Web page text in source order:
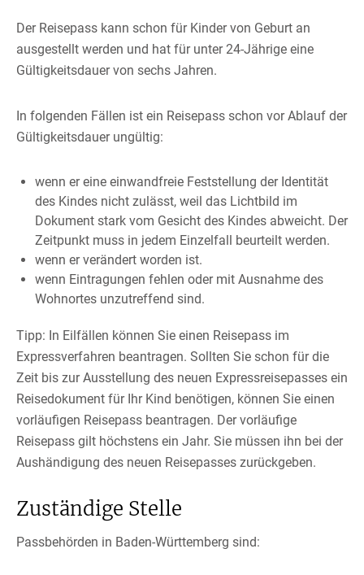
Der Reisepass kann schon für Kinder von Geburt an
ausgestellt werden und hat für unter 24-Jährige eine
Gültigkeitsdauer von sechs Jahren.
In folgenden Fällen ist ein Reisepass schon vor Ablauf der
Gültigkeitsdauer ungültig:
wenn er eine einwandfreie Feststellung der Identität
des Kindes nicht zulässt, weil das Lichtbild im
Dokument stark vom Gesicht des Kindes abweicht. Der
Zeitpunkt muss in jedem Einzelfall beurteilt werden.
wenn er verändert worden ist.
wenn Eintragungen fehlen oder mit Ausnahme des
Wohnortes unzutreffend sind.
Tipp: In Eilfällen können Sie einen Reisepass im
Expressverfahren beantragen. Sollten Sie schon für die
Zeit bis zur Ausstellung des neuen Expressreisepasses ein
Reisedokument für Ihr Kind benötigen, können Sie einen
vorläufigen Reisepass beantragen. Der vorläufige
Reisepass gilt höchstens ein Jahr. Sie müssen ihn bei der
Aushändigung des neuen Reisepasses zurückgeben.
Zuständige Stelle
Passbehörden in Baden-Württemberg sind: